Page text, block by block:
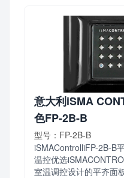
意大利iSMA
色FP-2B-B
型号：FP-2B-B
iSMAControlliFP-2B-B
温控优选
室温调控设计的平齐面